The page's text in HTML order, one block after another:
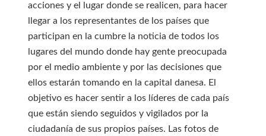
acciones y el lugar donde se realicen, para hacer
llegar a los representantes de los países que
participan en la cumbre la noticia de todos los
lugares del mundo donde hay gente preocupada
por el medio ambiente y por las decisiones que
ellos estarán tomando en la capital danesa. El
objetivo es hacer sentir a los líderes de cada país
que están siendo seguidos y vigilados por la
ciudadanía de sus propios países. Las fotos de